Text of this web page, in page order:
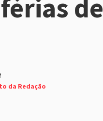
de
da Redação